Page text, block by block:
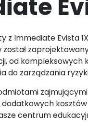
Immediate Evista
od
do zarządzania
centrum